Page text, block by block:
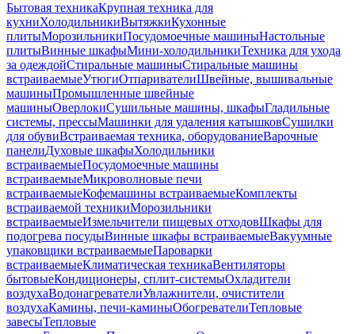
Бытовая техникаКрупная техника для
кухниХолодильникиВытяжкиКухонные
плитыМорозильникиПосудомоечные машиныНастольные
плитыВинные шкафыМини-холодильникиТехника для ухода
за одеждойСтиральные машиныСтиральные машины
встраиваемыеУтюгиОтпаривателиШвейные, вышивальные
машиныПромышленные швейные
машиныОверлокиСушильные машины, шкафыГладильные
системы, прессыМашинки для удаления катышковСушилки
для обувиВстраиваемая техника, оборудованиеВарочные
панелиДуховые шкафыХолодильники
встраиваемыеПосудомоечные машины
встраиваемыеМикроволновые печи
встраиваемыеКофемашины встраиваемыеКомплекты
встраиваемой техникиМорозильники
встраиваемыеИзмельчители пищевых отходовШкафы для
подогрева посудыВинные шкафы встраиваемыеВакуумные
упаковщики встраиваемыеПароварки
встраиваемыеКлиматическая техникаВентиляторы
бытовыеКондиционеры, сплит-системыОхладители
воздухаВодонагревателиУвлажнители, очистители
воздухаКамины, печи-каминыОбогревателиТепловые
завесыТепловые